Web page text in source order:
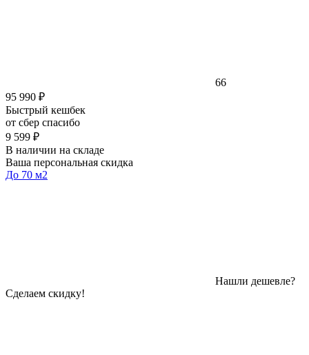
66
95 990 ₽
Быстрый кешбек
от сбер спасибо
9 599 ₽
В наличии на складе
Ваша персональная скидка
До 70 м2
Нашли дешевле?
Сделаем скидку!